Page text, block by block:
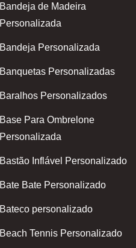
Bandeja de Madeira
Personalizada
Bandeja Personalizada
Banquetas Personalizadas
Baralhos Personalizados
Base Para Ombrelone
Personalizada
Bastão Inflável Personalizado
Bate Bate Personalizado
Bateco personalizado
Beach Tennis Personalizado